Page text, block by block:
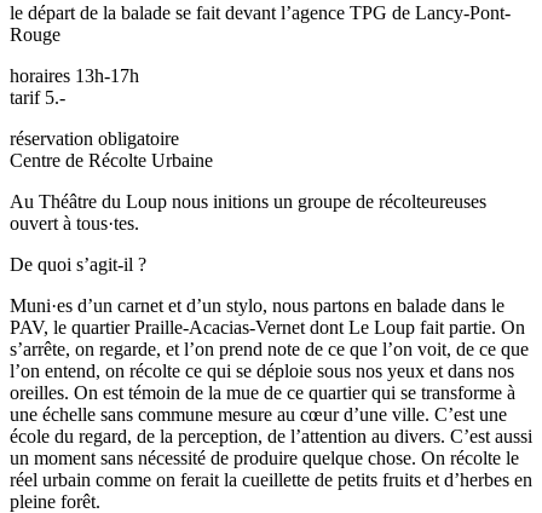
le départ de la balade se fait devant l’agence TPG de Lancy-Pont-
Rouge
horaires 13h-17h
tarif 5.-
réservation obligatoire
Centre de Récolte Urbaine
Au Théâtre du Loup nous initions un groupe de récolteureuses
ouvert à tous·tes.
De quoi s’agit-il ?
Muni·es d’un carnet et d’un stylo, nous partons en balade dans le
PAV, le quartier Praille-Acacias-Vernet dont Le Loup fait partie. On
s’arrête, on regarde, et l’on prend note de ce que l’on voit, de ce que
l’on entend, on récolte ce qui se déploie sous nos yeux et dans nos
oreilles. On est témoin de la mue de ce quartier qui se transforme à
une échelle sans commune mesure au cœur d’une ville. C’est une
école du regard, de la perception, de l’attention au divers. C’est aussi
un moment sans nécessité de produire quelque chose. On récolte le
réel urbain comme on ferait la cueillette de petits fruits et d’herbes en
pleine forêt.